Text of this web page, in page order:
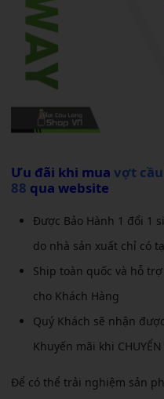
Ưu đãi khi mua vợt cầu
88 qua website
Được Bảo Hành 1 đổi 1
do nhà sản xuất chỉ có
Ship toàn quốc và hỗ
cho Khách Hàng
Quý Khách sẽ nhận
Khuyến mãi khi
Để có thể trải nghiệm sản